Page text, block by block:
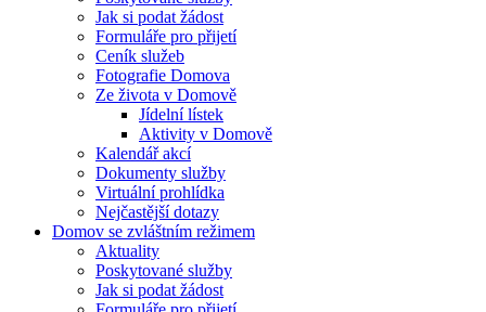
Jak si podat žádost
Formuláře pro přijetí
Ceník služeb
Fotografie Domova
Ze života v Domově
Jídelní lístek
Aktivity v Domově
Kalendář akcí
Dokumenty služby
Virtuální prohlídka
Nejčastější dotazy
Domov se zvláštním režimem
Aktuality
Poskytované služby
Jak si podat žádost